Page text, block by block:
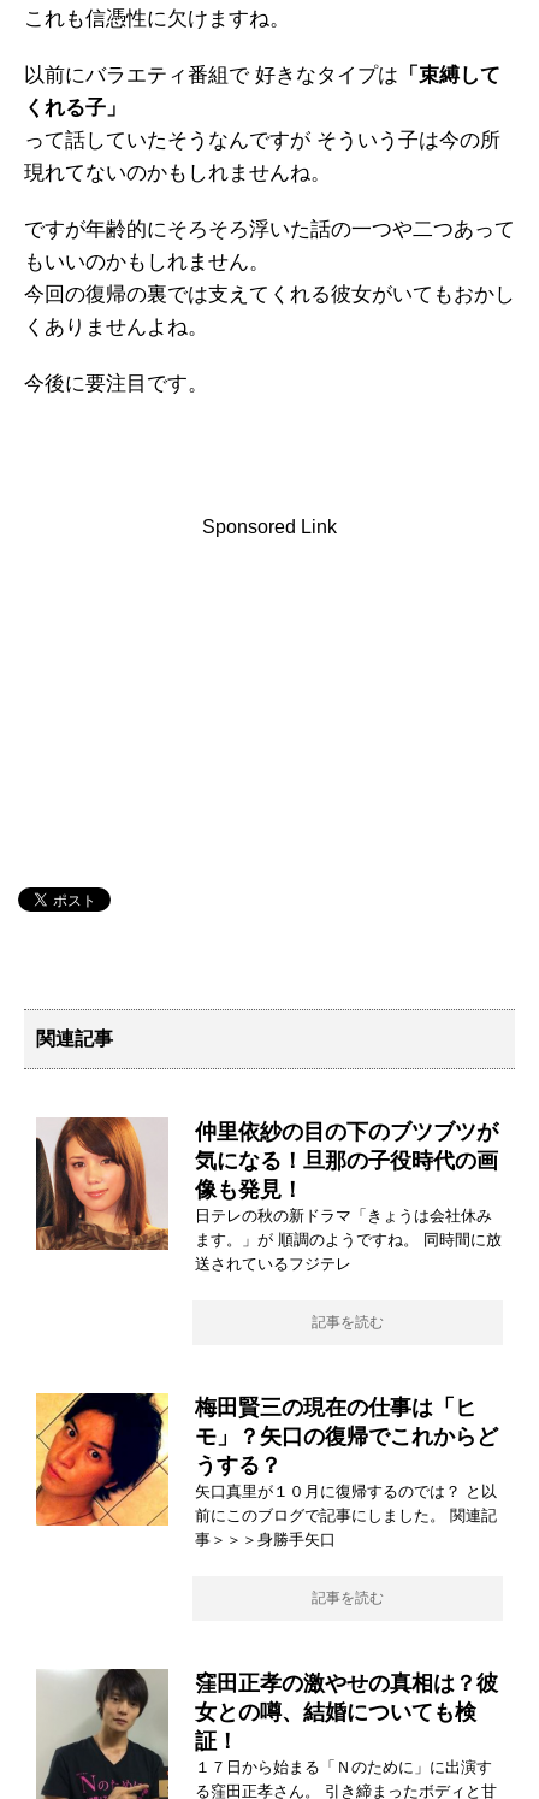
これも信憑性に欠けますね。
以前にバラエティ番組で 好きなタイプは 「束縛して
くれる子」
って話していたそうなんですが そういう子は今の所
現れてないのかもしれませんね。
ですが年齢的にそろそろ浮いた話の一つや二つあって
もいいのかもしれません。
今回の復帰の裏では支えてくれる彼女がいてもおかし
くありませんよね。
今後に要注目です。
Sponsored Link
関連記事
仲里依紗の目の下のブツブツが
気になる！旦那の子役時代の画
像も発見！
日テレの秋の新ドラマ「きょうは会社休み
ます。」が 順調のようですね。 同時間に放
送されているフジテレ
記事を読む
梅田賢三の現在の仕事は「ヒ
モ」？矢口の復帰でこれからど
うする？
矢口真里が１０月に復帰するのでは？ と以
前にこのブログで記事にしました。 関連記
事＞＞＞身勝手矢口
記事を読む
窪田正孝の激やせの真相は？彼
女との噂、結婚についても検
証！
１７日から始まる「Ｎのために」に出演す
る窪田正孝さん。 引き締まったボディと甘